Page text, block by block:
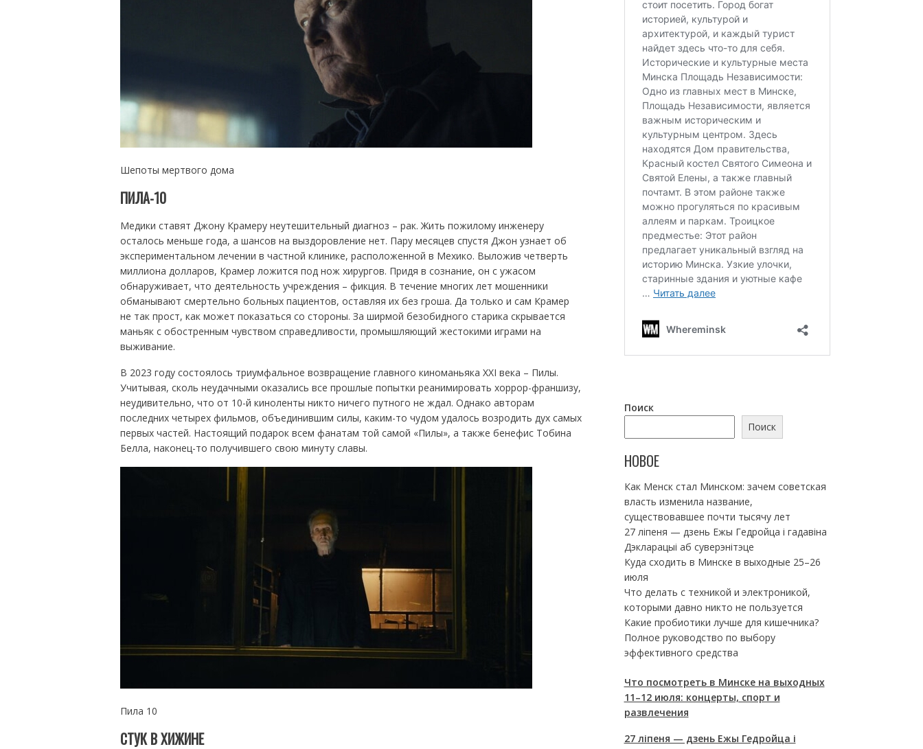
Шепоты мертвого дома
ПИЛА-10
Медики ставят Джону Крамеру неутешительный диагноз – рак. Жить пожилому инженеру
осталось меньше года, а шансов на выздоровление нет. Пару месяцев спустя Джон узнает об
экспериментальном лечении в частной клинике, расположенной в Мехико. Выложив четверть
миллиона долларов, Крамер ложится под нож хирургов. Придя в сознание, он с ужасом
обнаруживает, что деятельность учреждения – фикция. В течение многих лет мошенники
обманывают смертельно больных пациентов, оставляя их без гроша. Да только и сам Крамер
не так прост, как может показаться со стороны. За ширмой безобидного старика скрывается
маньяк с обостренным чувством справедливости, промышляющий жестокими играми на
выживание.
В 2023 году состоялось триумфальное возвращение главного киноманьяка XXI века – Пилы.
Учитывая, сколь неудачными оказались все прошлые попытки реанимировать хоррор-франшизу,
неудивительно, что от 10-й киноленты никто ничего путного не ждал. Однако авторам
последних четырех фильмов, объединившим силы, каким-то чудом удалось возродить дух самых
первых частей. Настоящий подарок всем фанатам той самой «Пилы», а также бенефис Тобина
Белла, наконец-то получившего свою минуту славы.
Пила 10
СТУК В ХИЖИНЕ
Поиск
Поиск
НОВОЕ
Как Менск стал Минском: зачем советская
власть изменила название,
существовавшее почти тысячу лет
27 ліпеня — дзень Ежы Гедройца і гадавіна
Дэкларацыі аб суверэнітэце
Куда сходить в Минске в выходные 25–26
июля
Что делать с техникой и электроникой,
которыми давно никто не пользуется
Какие пробиотики лучше для кишечника?
Полное руководство по выбору
эффективного средства
Что посмотреть в Минске на выходных
11–12 июля: концерты, спорт и
развлечения
27 ліпеня — дзень Ежы Гедройца і